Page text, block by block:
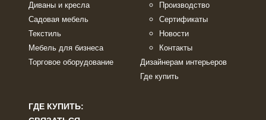
Диваны и кресла
Садовая мебель
Текстиль
Мебель для бизнеса
Торговое оборудование
Производство
Сертификаты
Новости
Контакты
Дизайнерам интерьеров
Где купить
ГДЕ КУПИТЬ: